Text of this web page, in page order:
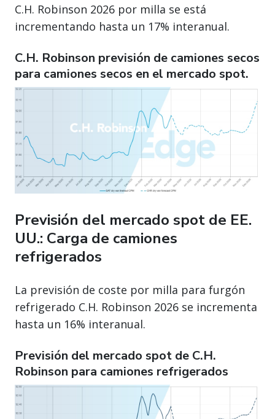
C.H. Robinson 2026 por milla se está
incrementando hasta un 17% interanual.
C.H. Robinson previsión de camiones secos
para camiones secos en el mercado spot.
Previsión del mercado spot de EE.
UU.: Carga de camiones
refrigerados
La previsión de coste por milla para furgón
refrigerado C.H. Robinson 2026 se incrementa
hasta un 16% interanual.
Previsión del mercado spot de C.H.
Robinson para camiones refrigerados